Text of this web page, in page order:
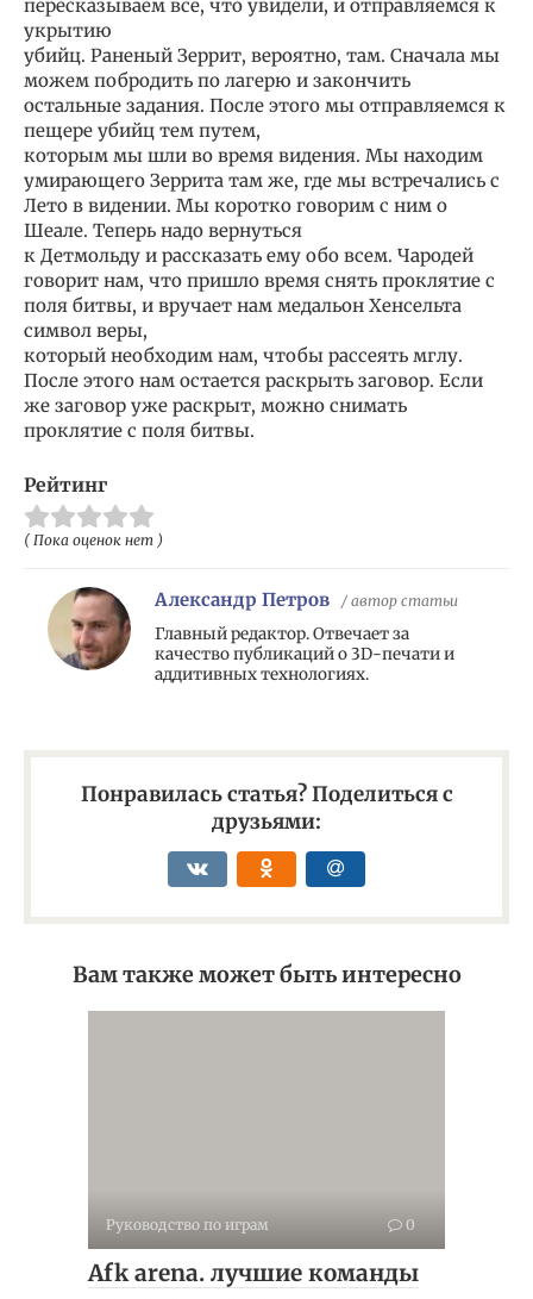
пересказываем все, что увидели, и отправляемся к
укрытию
убийц. Раненый Зеррит, вероятно, там. Сначала мы
можем побродить по лагерю и закончить
остальные задания. После этого мы отправляемся к
пещере убийц тем путем,
которым мы шли во время видения. Мы находим
умирающего Зеррита там же, где мы встречались с
Лето в видении. Мы коротко говорим с ним о
Шеале. Теперь надо вернуться
к Детмольду и рассказать ему обо всем. Чародей
говорит нам, что пришло время снять проклятие с
поля битвы, и вручает нам медальон Хенсельта
символ веры,
который необходим нам, чтобы рассеять мглу.
После этого нам остается раскрыть заговор. Если
же заговор уже раскрыт, можно снимать
проклятие с поля битвы.
Рейтинг
( Пока оценок нет )
Александр Петров / автор статьи
Главный редактор. Отвечает за
качество публикаций о 3D-печати и
аддитивных технологиях.
Понравилась статья? Поделиться с
друзьями:
Вам также может быть интересно
Руководство по играм 0
Afk arena. лучшие команды